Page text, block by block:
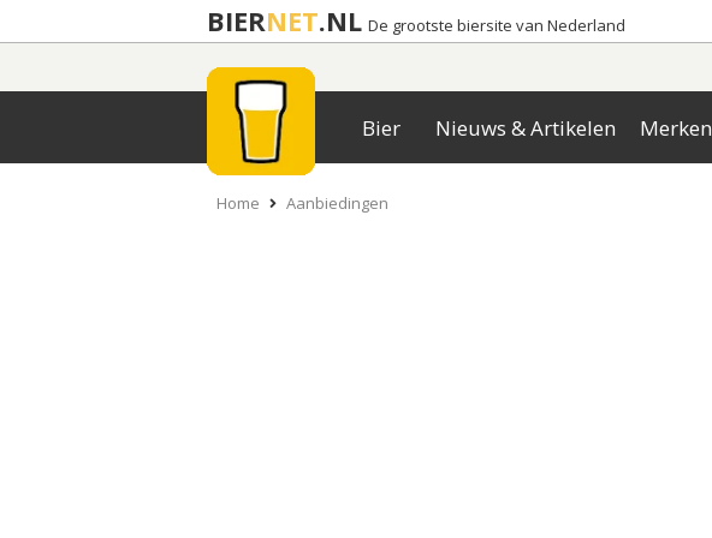
BIERNET.NL De grootste biersite van Nederland
Bier Nieuws & Artikelen Merken
Home Aanbiedingen